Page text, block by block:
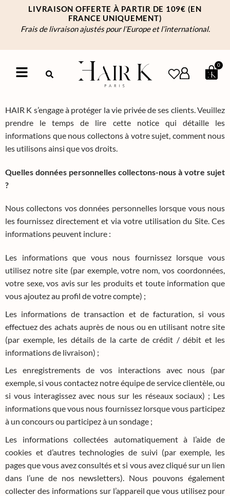
LIVRAISON OFFERTE À PARTIR DE 109€ (EN
FRANCE UNIQUEMENT)
Frais de livraison ajustés pour l’Europe et l’international.
0
HAIR K s’engage à protéger la vie privée de ses clients. Veuillez
prendre le temps de lire cette notice qui détaille les
informations que nous collectons à votre sujet, comment nous
les utilisons ainsi que vos droits.
Quelles données personnelles collectons-nous à votre sujet
?
Nous collectons vos données personnelles lorsque vous nous
les fournissez directement et via votre utilisation du Site. Ces
informations peuvent inclure :
Les informations que vous nous fournissez lorsque vous
utilisez notre site (par exemple, votre nom, vos coordonnées,
votre sexe, vos avis sur les produits et toute information que
vous ajoutez au profil de votre compte) ;
Les informations de transaction et de facturation, si vous
effectuez des achats auprès de nous ou en utilisant notre site
(par exemple, les détails de la carte de crédit / débit et les
informations de livraison) ;
Les enregistrements de vos interactions avec nous (par
exemple, si vous contactez notre équipe de service clientèle, ou
si vous interagissez avec nous sur les réseaux sociaux) ; Les
informations que vous nous fournissez lorsque vous participez
à un concours ou participez à un sondage ;
Les informations collectées automatiquement à l’aide de
cookies et d’autres technologies de suivi (par exemple, les
pages que vous avez consultés et si vous avez cliqué sur un lien
dans l’une de nos newsletters). Nous pouvons également
collecter des informations sur l’appareil que vous utilisez pour